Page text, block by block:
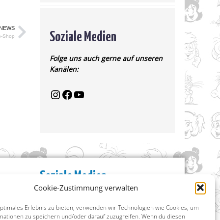
Cookie-Zustimmung verwalten
Erlebnis zu bieten, verwenden wir Technologien wie Cookies, um
zu speichern und/oder darauf zuzugreifen. Wenn du diesen
Shop Soziale Medien
Folge uns auch gerne auf unseren
Kanälen:
Soziale Medien
Facebook
X (ehemals Twitter)